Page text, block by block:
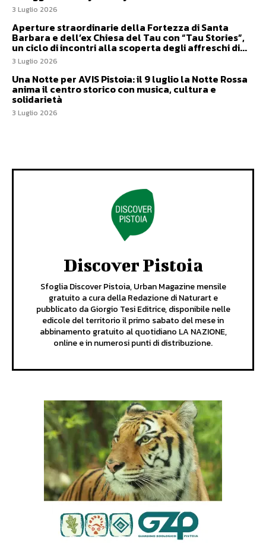
3 Luglio 2026
Aperture straordinarie della Fortezza di Santa
Barbara e dell’ex Chiesa del Tau con “Tau Stories”,
un ciclo di incontri alla scoperta degli affreschi di...
3 Luglio 2026
Una Notte per AVIS Pistoia: il 9 luglio la Notte Rossa
anima il centro storico con musica, cultura e
solidarietà
3 Luglio 2026
Discover Pistoia
Sfoglia Discover Pistoia, Urban Magazine mensile
gratuito a cura della Redazione di Naturart e
pubblicato da Giorgio Tesi Editrice, disponibile nelle
edicole del territorio il primo sabato del mese in
abbinamento gratuito al quotidiano LA NAZIONE,
online e in numerosi punti di distribuzione.